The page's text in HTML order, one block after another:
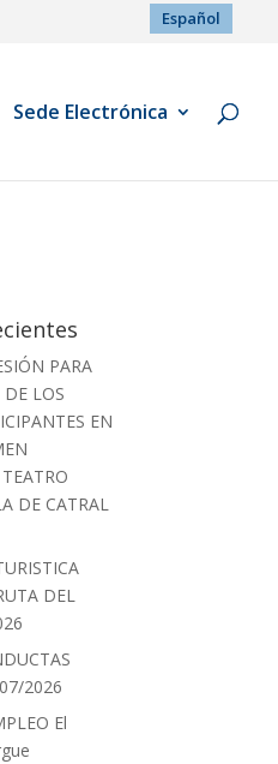
Español
Sede Electrónica
PARA
DE LOS
EN
DE CATRAL
DEL
2026
El